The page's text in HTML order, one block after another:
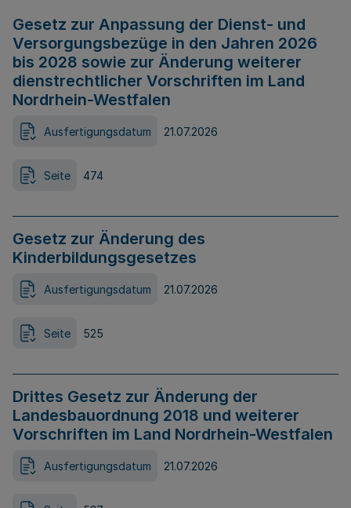
Gesetz zur Anpassung der Dienst- und
Versorgungsbezüge in den Jahren 2026
bis 2028 sowie zur Änderung weiterer
dienstrechtlicher Vorschriften im Land
Nordrhein-Westfalen
Ausfertigungsdatum 21.07.2026
Seite 474
Gesetz zur Änderung des
Kinderbildungsgesetzes
Ausfertigungsdatum 21.07.2026
Seite 525
Drittes Gesetz zur Änderung der
Landesbauordnung 2018 und weiterer
Vorschriften im Land Nordrhein-Westfalen
Ausfertigungsdatum 21.07.2026